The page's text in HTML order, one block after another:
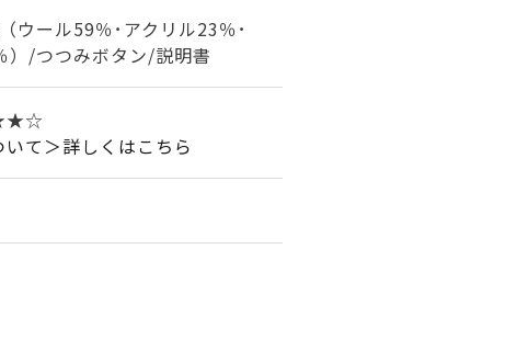
ウール59％･アクリル23％･
）/つつみボタン/説明書
て＞詳しくはこちら